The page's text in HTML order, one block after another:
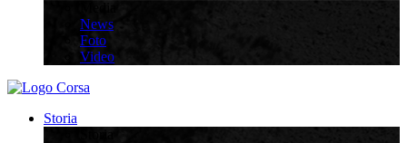
News
Foto
Video
Storia